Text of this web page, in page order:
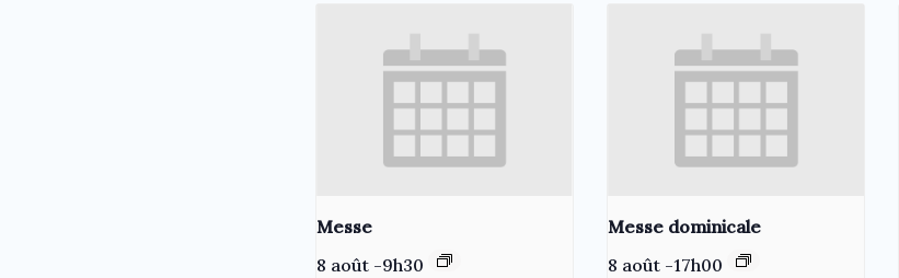
Messe
8 août -9h30
Messe dominicale
8 août -17h00